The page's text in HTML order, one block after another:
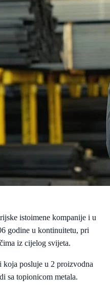
istoimene kompanije i u
godine u kontinuitetu, pri
iz cijelog svijeta.
posluje u 2 proizvodna
sa topionicom metala.